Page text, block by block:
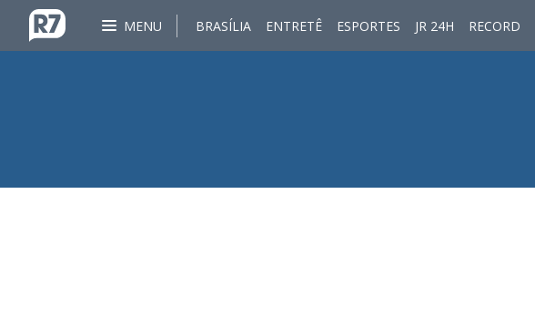
MENU BRASÍLIA ENTRETÊ ESPORTES JR 24H RECORD